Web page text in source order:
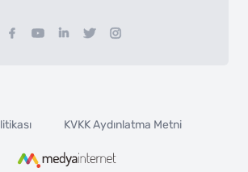
KVKK Aydınlatma Metni